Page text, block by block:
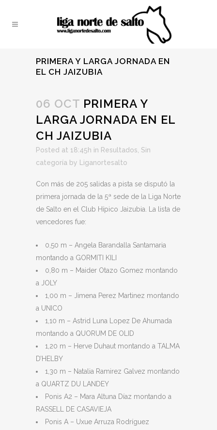
PRIMERA Y LARGA JORNADA EN
EL CH JAIZUBIA
06 OCT PRIMERA Y
LARGA JORNADA EN EL
CH JAIZUBIA
Posted at 18:45h in Resultados Sin
categoría by Liganortesalto
Con más de 205 salidas a pista se disputó la
primera jornada de la 5ª sede de la Liga Norte
de Salto en el Club Hípico Jaizubia. La lista de
vencedores fue:
0,50 m – Angela Barandalla Santamaria
montando a GORMITI KILI
0,80 m – Maider Otazo Gomez montando
a JOLY
1,00 m – Jimena Perez Martinez montando
a UNICO
1,10 m – Astrid Luna Lopez De Ahumada
montando a QUORUM DE OLID
1,20 m – Herve Duhaut montando a TALMA
D’HELBY
1,30 m – Natalia Ramirez Galvez montando
a QUARTZ DU LANDEY
Ponis A2 – Mara Altuna Díaz montando a
RASSELL DE CASAVIEJA
Ponis A – Uxue Arruza Rodríguez